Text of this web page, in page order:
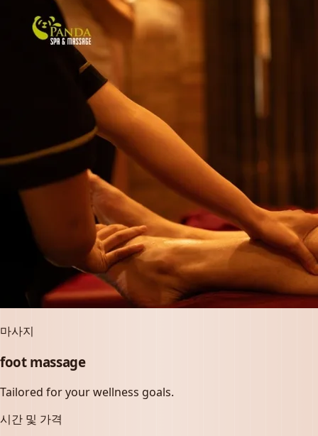
마사지
foot massage
Tailored for your wellness goals.
시간 및 가격